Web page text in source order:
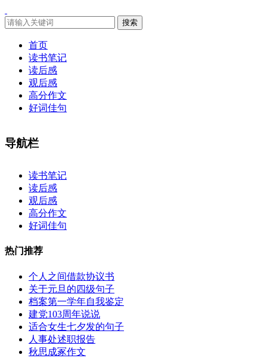
搜索
首页
读书笔记
读后感
观后感
高分作文
好词佳句
导航栏
读书笔记
读后感
观后感
高分作文
好词佳句
热门推荐
个人之间借款协议书
关于元旦的四级句子
档案第一学年自我鉴定
建党103周年说说
适合女生七夕发的句子
人事处述职报告
秋思成冢作文